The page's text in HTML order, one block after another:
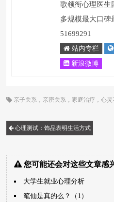
歌领衔心理医生
多规模最大口碑
51699291
站内专栏
新浪微博
亲子关系 ， 亲密关系 ，家庭治疗 ，心灵
心理测试：饰品表明生活方式
您可能还会对这些文章感
大学生就业心理分析
笔仙是真的么？（1）